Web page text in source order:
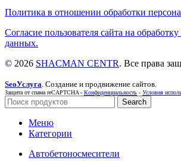
Политика в отношении обработки
Согласие пользователя сайта на
данных.
© 2026 SHACMAN CENTR. Все права
SeoУслуга. Создание и продвижение сайтов.
Защита от спама reCAPTCHA - Конфиденциальность - Условия
Search
Меню
Категории
Автобетоносмесители